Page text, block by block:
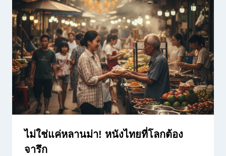
ไม่ใช่แค่หลานม่า! หนังไทยที่โลกต้อง
จารึก